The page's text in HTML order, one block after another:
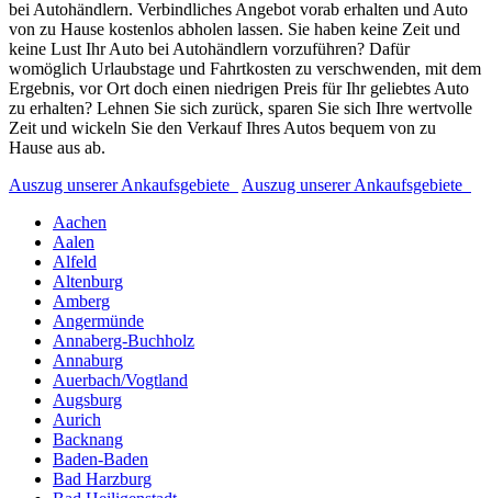
bei Autohändlern. Verbindliches Angebot vorab erhalten und Auto
von zu Hause kostenlos abholen lassen. Sie haben keine Zeit und
keine Lust Ihr Auto bei Autohändlern vorzuführen? Dafür
womöglich Urlaubstage und Fahrtkosten zu verschwenden, mit dem
Ergebnis, vor Ort doch einen niedrigen Preis für Ihr geliebtes Auto
zu erhalten? Lehnen Sie sich zurück, sparen Sie sich Ihre wertvolle
Zeit und wickeln Sie den Verkauf Ihres Autos bequem von zu
Hause aus ab.
Auszug unserer Ankaufsgebiete
Auszug unserer Ankaufsgebiete
Aachen
Aalen
Alfeld
Altenburg
Amberg
Angermünde
Annaberg-Buchholz
Annaburg
Auerbach/Vogtland
Augsburg
Aurich
Backnang
Baden-Baden
Bad Harzburg